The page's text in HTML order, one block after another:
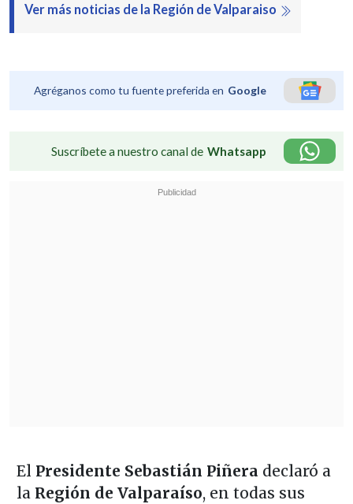
Ver más noticias de la Región de Valparaiso
Agréganos como tu fuente preferida en Google
Suscríbete a nuestro canal de Whatsapp
El Presidente Sebastián Piñera declaró a
la Región de Valparaíso, en todas sus